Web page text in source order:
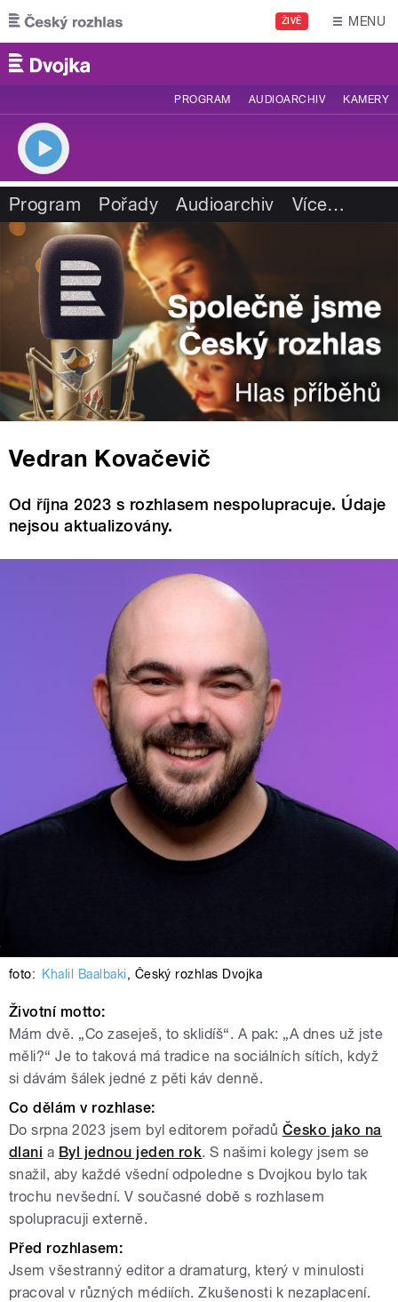
Přejít k hlavnímu obsahu
ŽIVĚ MENU
PROGRAM AUDIOARCHIV KAMERY
Program Pořady Audioarchiv Více…
Vedran Kovačevič
Od října 2023 s rozhlasem nespolupracuje. Údaje
nejsou aktualizovány.
foto: Khalil Baalbaki, Český rozhlas Dvojka
Životní motto:
Mám dvě. „Co zaseješ, to sklidíš“. A pak: „A dnes už jste
měli?“ Je to taková má tradice na sociálních sítích, když
si dávám šálek jedné z pěti káv denně.
Co dělám v rozhlase:
Do srpna 2023 jsem byl editorem pořadů Česko jako na
dlani a Byl jednou jeden rok.S našimi kolegy jsem se
snažil, aby každé všední odpoledne s Dvojkou bylo tak
trochu nevšední. V současné době s rozhlasem
spolupracuji externě.
Před rozhlasem:
Jsem všestranný editor a dramaturg, který v minulosti
pracoval v různých médiích. Zkušenosti k nezaplacení.